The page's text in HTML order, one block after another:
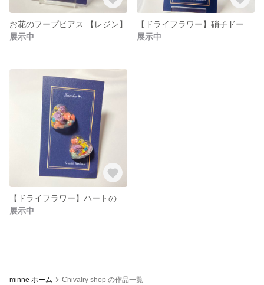
お花のフープピアス 【レジン】
展示中
展示中
展示中
minne ホーム Chivalry shop の作品一覧